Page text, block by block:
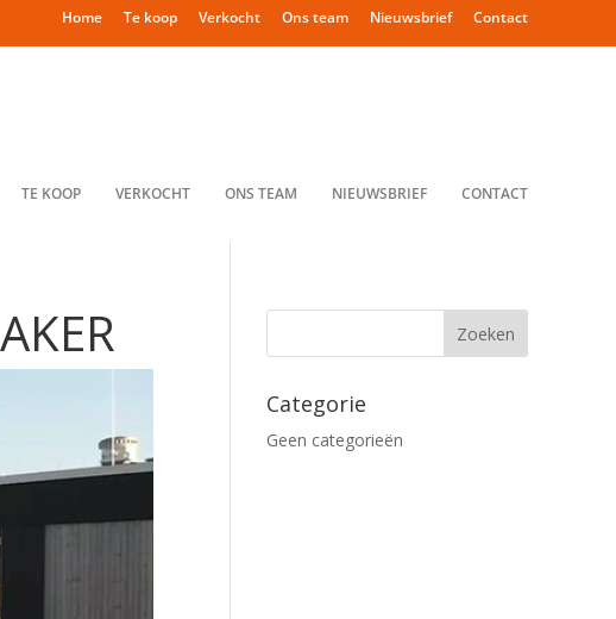
Home Te koop Verkocht Ons team Nieuwsbrief Contact
TE KOOP VERKOCHT ONS TEAM NIEUWSBRIEF CONTACT
Categorie
Geen categorieën